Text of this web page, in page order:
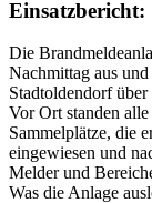
Einsatzbericht:
Die
Nachmittag aus
Stadtoldendorf
Vor Ort standen
Sammelplätze, die
eingewiesen und
Melder und
Was die Anlage